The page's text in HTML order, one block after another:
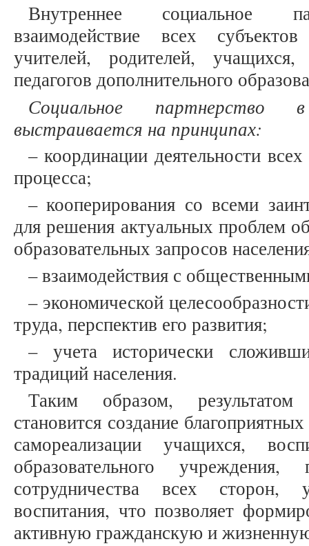
Внутреннее социальное
взаимодействие всех
учителей, родителей, учащихся,
педагогов дополнительного
Социальное партнерство
выстраивается на принципах:
– координации деятельности
процесса;
– кооперирования со всеми
для решения актуальных проблем
образовательных запросов
– взаимодействия с
– экономической
труда, перспектив его развития;
– учета исторически
традиций населения.
Таким образом, результатом
становится создание
самореализации учащихся,
образовательного
сотрудничества всех сторон,
воспитания, что позволяет
активную гражданскую и